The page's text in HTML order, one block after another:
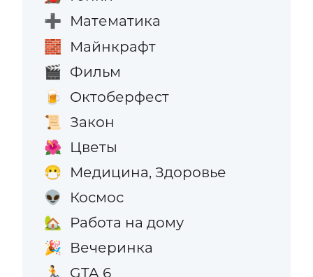
➕ Математика
🧱 Майнкрафт
🎬 Фильм
🍺 Октоберфест
📜 Закон
🌺 Цветы
😷 Медицина, Здоровье
👽 Космос
🏡 Работа на дому
🎉 Вечеринка
🏃 GTA 6